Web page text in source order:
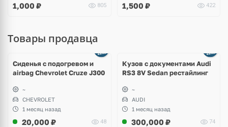
1,000 ₽ 805 1,500 ₽ 422
Товары продавца
Сиденья с подогревом и
airbag Chevrolet Cruze J300
~
CHEVROLET
1 месяц назад
20,000 ₽ 48
Кузов с документами Audi
RS3 8V Sedan рестайлинг
~
AUDI
1 месяц назад
300,000 ₽ 74